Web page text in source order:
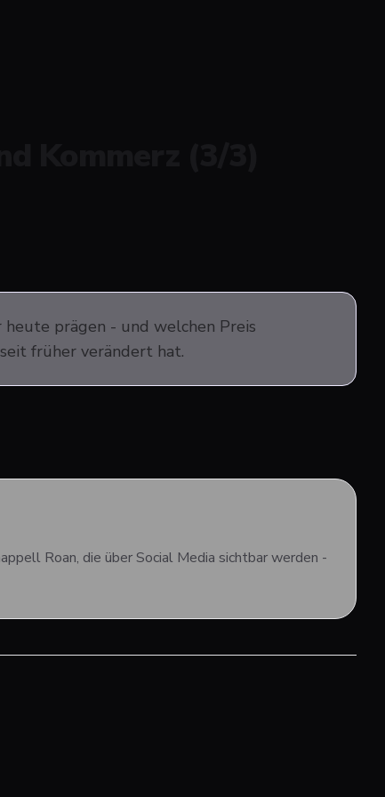
prägen - und welchen Preis
früher verändert hat.
Roan, die über Social Media sichtbar werden -